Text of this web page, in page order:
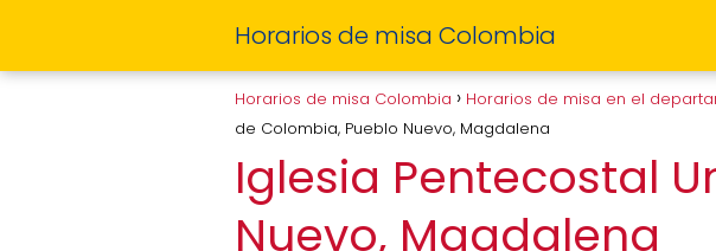
Horarios de misa Colombia
Horarios de misa Colombia Horarios de misa en el
de Colombia, Pueblo Nuevo, Magdalena
Iglesia Pentecostal
Nuevo, Magdalena